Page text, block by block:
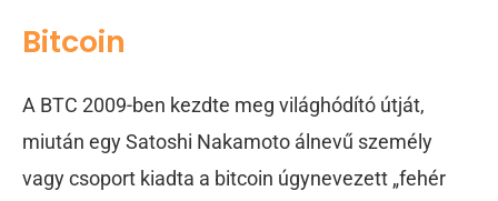
Bitcoin
A BTC 2009-ben kezdte meg világhódító útját,
miután egy Satoshi Nakamoto álnevű személy
vagy csoport kiadta a bitcoin úgynevezett „fehér